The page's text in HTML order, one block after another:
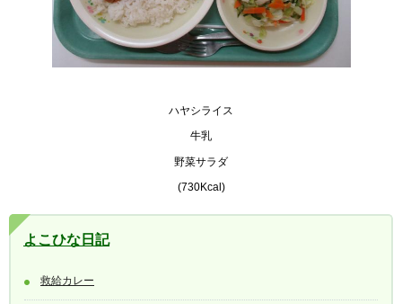
ハヤシライス
牛乳
野菜サラダ
(730Kcal)
よこひな日記
救給カレー